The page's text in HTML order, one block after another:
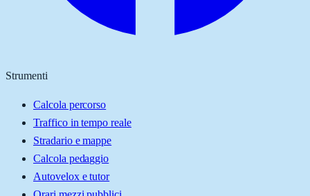
Strumenti
Calcola percorso
Traffico in tempo reale
Stradario e mappe
Calcola pedaggio
Autovelox e tutor